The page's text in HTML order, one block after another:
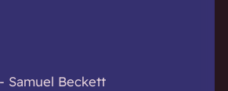
Samuel Beckett